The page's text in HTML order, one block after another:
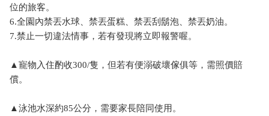
位的旅客。
6.全園內禁丟水球、禁丟蛋糕、禁丟刮鬍泡、禁丟奶油。
7.禁止一切違法情事，若有發現將立即報警喔。
▲寵物入住酌收300/隻，但若有便溺破壞傢俱等，需照價賠
償。
▲泳池水深約85公分，需要家長陪同使用。